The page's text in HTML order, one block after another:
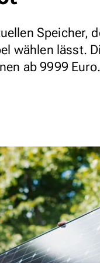
Speicher,
wählen lässt.
ab 9999 Euro.